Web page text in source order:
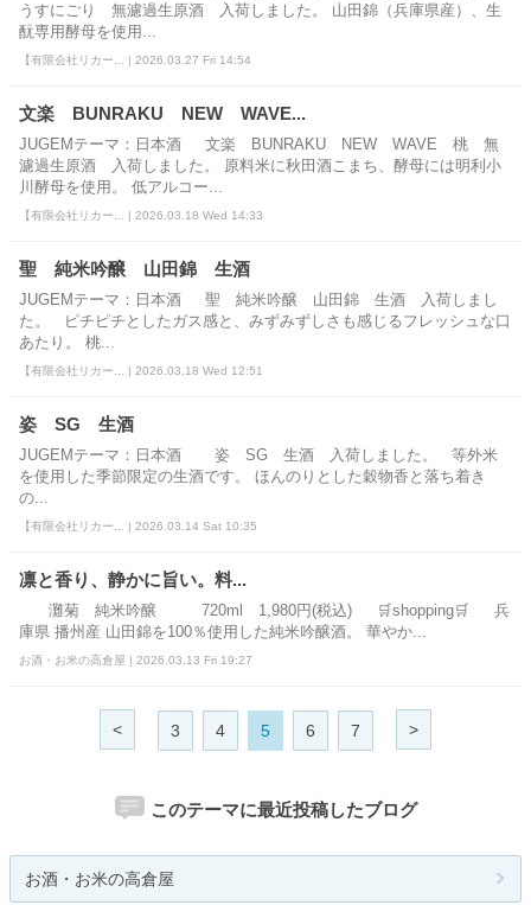
うすにごり 無濾過生原酒 入荷しました。 山田錦（兵庫県産）、生
酛専用酵母を使用...
【有限会社リカー... | 2026.03.27 Fri 14:54
文楽 BUNRAKU NEW WAVE...
JUGEMテーマ：日本酒 文楽 BUNRAKU NEW WAVE 桃 無
濾過生原酒 入荷しました。 原料米に秋田酒こまち、酵母には明利小
川酵母を使用。 低アルコー...
【有限会社リカー... | 2026.03.18 Wed 14:33
聖 純米吟醸 山田錦 生酒
JUGEMテーマ：日本酒 聖 純米吟醸 山田錦 生酒 入荷しまし
た。 ピチピチとしたガス感と、みずみずしさも感じるフレッシュな口
あたり。 桃...
【有限会社リカー... | 2026.03.18 Wed 12:51
姿 SG 生酒
JUGEMテーマ：日本酒 姿 SG 生酒 入荷しました。 等外米
を使用した季節限定の生酒です。 ほんのりとした穀物香と落ち着き
の...
【有限会社リカー... | 2026.03.14 Sat 10:35
凛と香り、静かに旨い。料...
灘菊 純米吟醸 720ml 1,980円(税込) 🛒shopping🛒 兵
庫県 播州産 山田錦を100％使用した純米吟醸酒。 華やか...
お酒・お米の高倉屋 | 2026.03.13 Fri 19:27
< 3 4 5 6 7 >
このテーマに最近投稿したブログ
お酒・お米の高倉屋